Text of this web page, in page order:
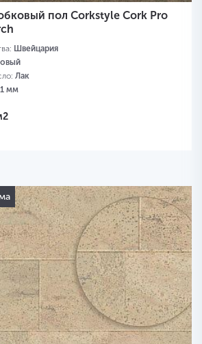
пол Corkstyle Cork Pro
Швейцария
Лак
мм